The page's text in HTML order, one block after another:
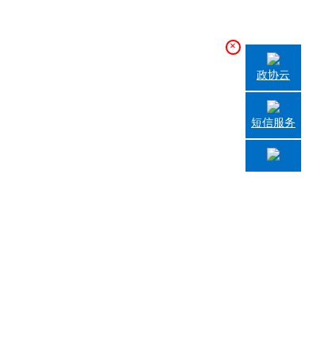
×
政协云
短信服务